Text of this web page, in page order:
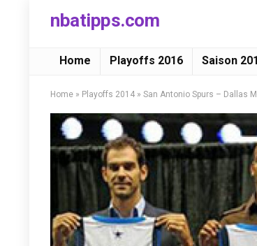
nbatipps.com
Home Playoffs 2016 Saison
Home » Playoffs 2014 » San Antonio Spurs – Dallas